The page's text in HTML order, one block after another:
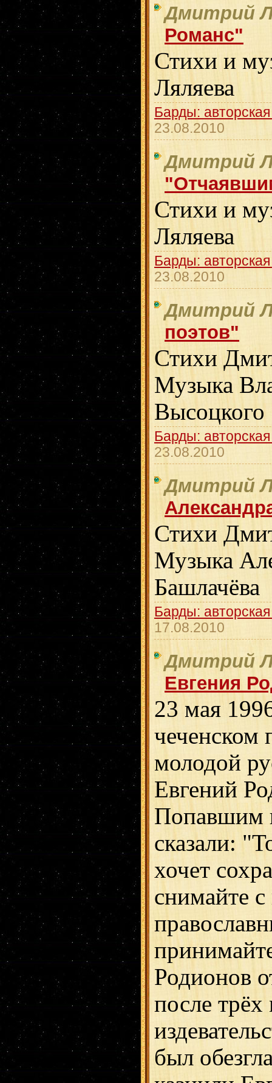
Дмитрий
Романс"
Стихи и
Ляляева
Барды:
23.08.2010
Дмитрий
Стихи и
Ляляева
Барды:
23.08.2010
Дмитрий
поэтов"
Стихи
Музыка
Высоцкого
Барды:
23.08.2010
Дмитрий
Стихи
Музыка
Башлачёва
Барды:
17.08.2010
Дмитрий
Евгения
23 мая
чеченском
молодой
Евгений
Попавшим
сказали:
хочет
снимайте с
Родионов
после трёх
был